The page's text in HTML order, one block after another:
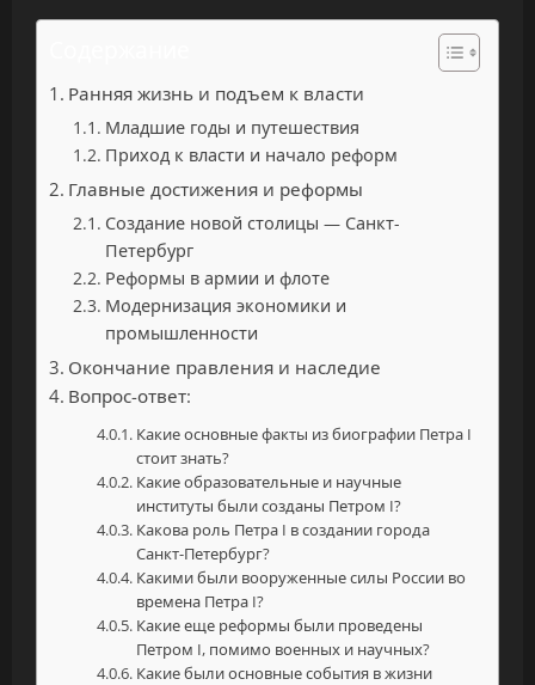
Ранняя жизнь и подъем к власти
Младшие годы и путешествия
Приход к власти и начало реформ
Главные достижения и реформы
Создание новой столицы — Санкт-
Петербург
Реформы в армии и флоте
Модернизация экономики и
промышленности
Окончание правления и наследие
Вопрос-ответ:
Какие основные факты из биографии Петра I
стоит знать?
Какие образовательные и научные
институты были созданы Петром I?
Какова роль Петра I в создании города
Санкт-Петербург?
Какими были вооруженные силы России во
времена Петра I?
Какие еще реформы были проведены
Петром I, помимо военных и научных?
Какие были основные события в жизни